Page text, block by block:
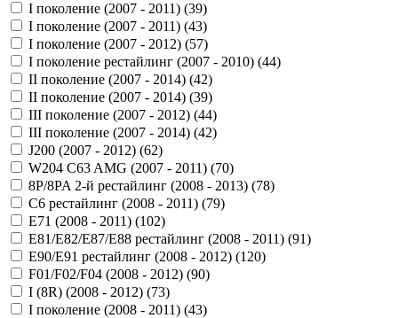
I поколение (2007 - 2011) (39)
I поколение (2007 - 2011) (43)
I поколение (2007 - 2012) (57)
I поколение рестайлинг (2007 - 2010) (44)
II поколение (2007 - 2014) (42)
II поколение (2007 - 2014) (39)
III поколение (2007 - 2012) (44)
III поколение (2007 - 2014) (42)
J200 (2007 - 2012) (62)
W204 C63 AMG (2007 - 2011) (70)
8P/8PA 2-й рестайлинг (2008 - 2013) (78)
C6 рестайлинг (2008 - 2011) (79)
E71 (2008 - 2011) (102)
E81/E82/E87/E88 рестайлинг (2008 - 2011) (91)
E90/E91 рестайлинг (2008 - 2012) (120)
F01/F02/F04 (2008 - 2012) (90)
I (8R) (2008 - 2012) (73)
I поколение (2008 - 2011) (43)